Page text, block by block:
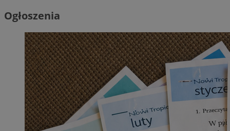
Ogłoszenia